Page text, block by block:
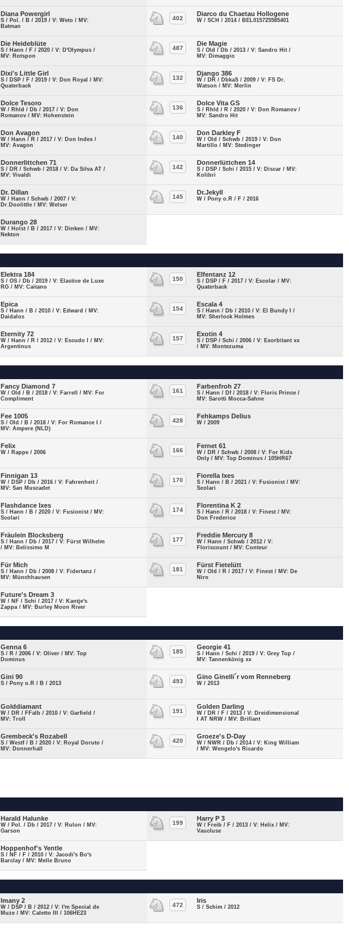
Diana Powergirl
S / Pol. / B / 2019 / V: Weto / MV:
Batman
402
Diarco du Chaetau Hollogene
W / SCH / 2014 / BEL015725585401
Die Heideblüte
S / Hann / F / 2020 / V: D'Olympus /
MV: Rotspon
487
Die Magie
S / Old / Db / 2013 / V: Sandro Hit /
MV: Dimaggio
Dixi's Little Girl
S / DSP / F / 2019 / V: Don Royal / MV:
Quaterback
132
Django 386
W / DR / DbkaS / 2009 / V: FS Dr.
Watson / MV: Merlin
Dolce Tesoro
W / Rhld / Db / 2017 / V: Don
Romanov / MV: Hohenstein
136
Dolce Vita GS
S / Rhld / R / 2020 / V: Don Romanov /
MV: Sandro Hit
Don Avagon
W / Hann / R / 2017 / V: Don Index /
MV: Avagon
140
Don Darkley F
W / Old / Schwb / 2019 / V: Don
Martillo / MV: Stedinger
Donnerlittchen 71
S / DR / Schwb / 2018 / V: Da Silva AT /
MV: Vivaldi
142
Donnerlüttchen 14
S / DSP / Schi / 2015 / V: Discar / MV:
Kolibri
Dr. Dillan
W / Hann / Schwb / 2007 / V:
Dr.Doolittle / MV: Welser
145
Dr.Jekyll
W / Pony o.R / F / 2016
Durango 28
W / Holst / B / 2017 / V: Dinken / MV:
Nekton
Elektra 184
S / OS / Db / 2019 / V: Elastice de Luxe
RG / MV: Caitano
150
Elfentanz 12
S / DSP / F / 2017 / V: Escolar / MV:
Quaterback
Epica
S / Hann / B / 2010 / V: Edward / MV:
Daidalos
154
Escala 4
S / Hann / Db / 2010 / V: El Bundy I /
MV: Sherlock Holmes
Eternity 72
W / Hann / R / 2012 / V: Escudo I / MV:
Argentinus
157
Exotin 4
S / DSP / Schi / 2006 / V: Exorbitant xx
/ MV: Montezuma
Fancy Diamond 7
W / Old / B / 2018 / V: Farrell / MV: For
Compliment
161
Farbenfroh 27
S / Hann / Df / 2018 / V: Floris Prince /
MV: Sarotti Mocca-Sahne
Fee 1005
S / Old / B / 2018 / V: For Romance I /
MV: Ampere (NLD)
428
Fehkamps Delius
W / 2009
Felix
W / Rappe / 2006 166
Fernet 61
W / DR / Schwb / 2008 / V: For Kids
Only / MV: Top Dominus / 105HR67
Finnigan 13
W / DSP / Db / 2016 / V: Fahrenheit /
MV: San Muscadet
170
Fiorella Ixes
S / Hann / B / 2021 / V: Fusionist / MV:
Scolari
Flashdance Ixes
S / Hann / B / 2020 / V: Fusionist / MV:
Scolari
174
Florentina K 2
S / Hann / R / 2018 / V: Finest / MV:
Don Frederico
Fräulein Blocksberg
S / Hann / Db / 2017 / V: Fürst Wilhelm
/ MV: Belissimo M
177
Freddie Mercury 8
W / Hann / Schwb / 2012 / V:
Floriscount / MV: Conteur
Für Mich
S / Hann / Db / 2008 / V: Fidertanz /
MV: Münchhausen
181
Fürst Fietelütt
W / Old / R / 2017 / V: Finest / MV: De
Niro
Future's Dream 3
W / NF / Schi / 2017 / V: Kantje's
Zappa / MV: Burley Moon River
Genna 6
S / R / 2006 / V: Oliver / MV: Top
Dominus
185
Georgie 41
S / Hann / Schi / 2019 / V: Grey Top /
MV: Tannenkönig xx
Gini 90
S / Pony o.R / B / 2013 493
Gino Ginelli´r vom Renneberg
W / 2013
Golddiamant
W / DR / FFalb / 2010 / V: Garfield /
MV: Troll
191
Golden Darling
W / DR / F / 2013 / V: Dreidimensional
I AT NRW / MV: Brillant
Grembeck's Rozabell
S / Westf / B / 2020 / V: Royal Doruto /
MV: Donnerhall
420
Groeze's D-Day
W / NWR / Db / 2014 / V: King William
/ MV: Wengelo's Ricardo
Harald Halunke
W / Pol. / Db / 2017 / V: Rulon / MV:
Garson
199
Harry P 3
W / Freib / F / 2013 / V: Helix / MV:
Vaucluse
Hoppenhof's Yentle
S / NF / F / 2010 / V: Jacodi's Bo's
Barclay / MV: Melle Bruno
Imany 2
W / DSP / B / 2012 / V: I'm Special de
Muze / MV: Caletto III / 106HE23
472
Iris
S / Schim / 2012